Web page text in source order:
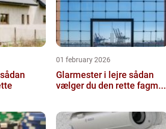
01 february 2026
Glarmester i lejre sådan
vælger du den rette fagm...